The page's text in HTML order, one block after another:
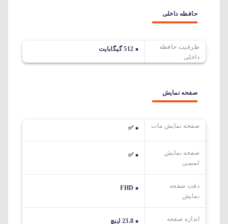
حافظه داخلی
ظرفیت حافظه
داخلی
512 گیگابایت
صفحه نمایش
صفحه نمایش مات ✅
صفحه نمایش
لمسی
✅
دقت صفحه
نمایش
FHD
اندازه صفحه
23.8 اینچ